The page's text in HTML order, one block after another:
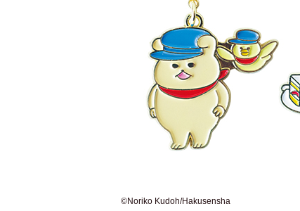
©Noriko Kudoh/Hakusensha